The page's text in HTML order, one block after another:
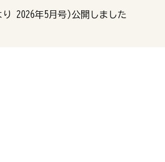
2026年5月号)公開しました